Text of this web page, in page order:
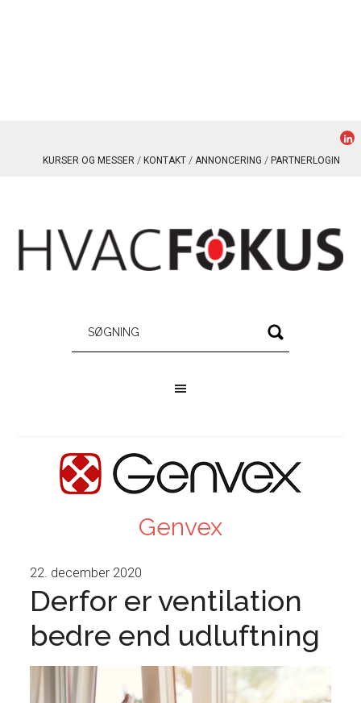
KURSER OG MESSER KONTAKT ANNONCERING PARTNERLOGIN
Genvex
22. december 2020
Derfor er ventilation
bedre end udluftning